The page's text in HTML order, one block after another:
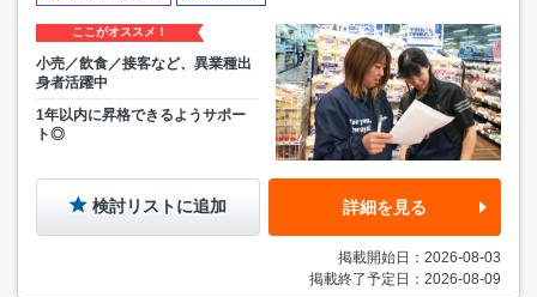
ここがオススメ！
小売／飲食／接客など、異業種出
身者活躍中
1年以内に昇格できるようサポー
ト◎
検討リストに追加 詳細を見る
掲載開始日：2026-08-03
掲載終了予定日：2026-08-09